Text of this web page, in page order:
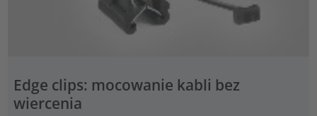
Edge clips: mocowanie kabli bez
wiercenia